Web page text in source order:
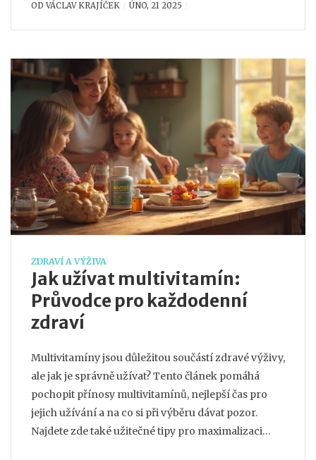
tipy na zlepšení vašeho mikrobiomu.
ODVÁCLAV KRAJÍČEK ÚNO, 21 2025
ZDRAVÍ A VÝŽIVA
Jak užívat multivitamín:
Průvodce pro každodenní
zdraví
Multivitamíny jsou důležitou součástí zdravé výživy,
ale jak je správně užívat? Tento článek pomáhá
pochopit přínosy multivitamínů, nejlepší čas pro
jejich užívání a na co si při výběru dávat pozor.
Najdete zde také užitečné tipy pro maximalizaci